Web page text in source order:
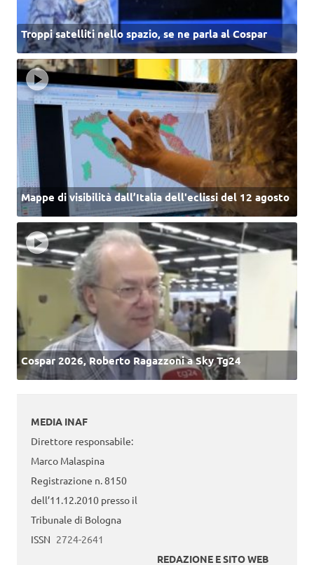
Troppi satelliti nello spazio, se ne parla al Cospar
Mappe di visibilità dall’Italia dell'eclissi del 12 agosto
Cospar 2026, Roberto Ragazzoni a Sky Tg24
MEDIA INAF
Direttore responsabile:
Marco Malaspina
Registrazione n. 8150
dell’11.12.2010 presso il
Tribunale di Bologna
ISSN 2724-2641
REDAZIONE E SITO WEB